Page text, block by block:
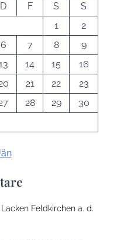
D F S
S
1
2
6 7 8
9
14 15
16
21 22
23
28 29
30
Feldkirchen a. d.